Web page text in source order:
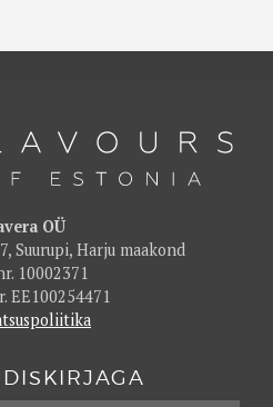
OÜ
Suurupi, Harju maakond
10002371
EE100254471